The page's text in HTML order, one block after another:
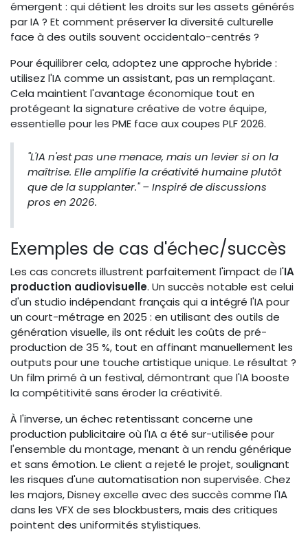
émergent : qui détient les droits sur les assets générés
par IA ? Et comment préserver la diversité culturelle
face à des outils souvent occidentalo-centrés ?
Pour équilibrer cela, adoptez une approche hybride :
utilisez l'IA comme un assistant, pas un remplaçant.
Cela maintient l'avantage économique tout en
protégeant la signature créative de votre équipe,
essentielle pour les PME face aux coupes PLF 2026.
"L'IA n'est pas une menace, mais un levier si on la
maîtrise. Elle amplifie la créativité humaine plutôt
que de la supplanter." – Inspiré de discussions
pros en 2026.
Exemples de cas d'échec/succès
Les cas concrets illustrent parfaitement l'impact de l'IA
production audiovisuelle. Un succès notable est celui
d'un studio indépendant français qui a intégré l'IA pour
un court-métrage en 2025 : en utilisant des outils de
génération visuelle, ils ont réduit les coûts de pré-
production de 35 %, tout en affinant manuellement les
outputs pour une touche artistique unique. Le résultat ?
Un film primé à un festival, démontrant que l'IA booste
la compétitivité sans éroder la créativité.
À l'inverse, un échec retentissant concerne une
production publicitaire où l'IA a été sur-utilisée pour
l'ensemble du montage, menant à un rendu générique
et sans émotion. Le client a rejeté le projet, soulignant
les risques d'une automatisation non supervisée. Chez
les majors, Disney excelle avec des succès comme l'IA
dans les VFX de ses blockbusters, mais des critiques
pointent des uniformités stylistiques.